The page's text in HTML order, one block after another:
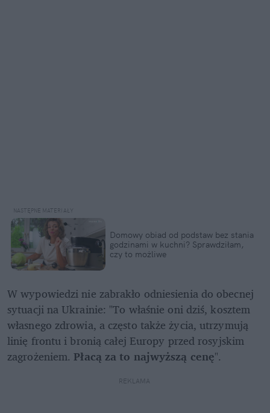
Domowy obiad od podstaw bez stania
godzinami w kuchni? Sprawdziłam,
czy to możliwe
W wypowiedzi nie zabrakło odniesienia do obecnej
sytuacji na Ukrainie: "To właśnie oni dziś, kosztem
własnego zdrowia, a często także życia, utrzymują
linię frontu i bronią całej Europy przed rosyjskim
zagrożeniem. Płacą za to najwyższą cenę".
REKLAMA